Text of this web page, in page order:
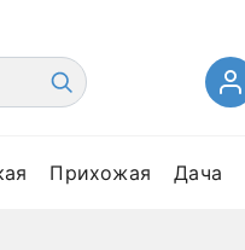
Прихожая Дача